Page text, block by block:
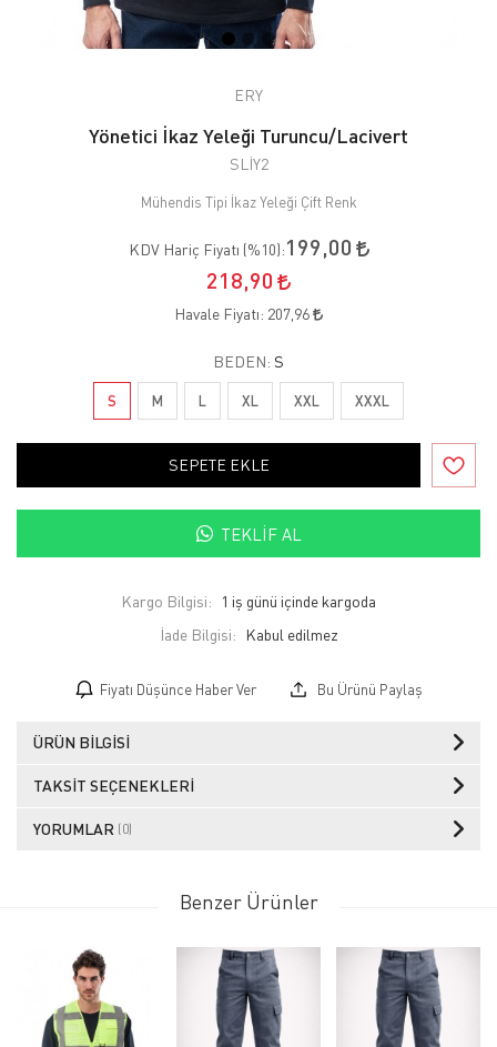
ERY
Yönetici İkaz Yeleği Turuncu/Lacivert
SLİY2
Mühendis Tipi İkaz Yeleği Çift Renk
KDV Hariç Fiyatı (%10):199,00
218,90
Havale Fiyatı: 207,96
BEDEN: S
S M L XL XXL XXXL
SEPETE EKLE
TEKLIF AL
Kargo Bilgisi:
1 iş günü içinde kargoda
İade Bilgisi:
Fiyatı Düşünce Haber Ver Bu Ürünü Paylaş
ÜRÜN BILGISI
TAKSIT SEÇENEKLERI
YORUMLAR (0)
Benzer Ürünler